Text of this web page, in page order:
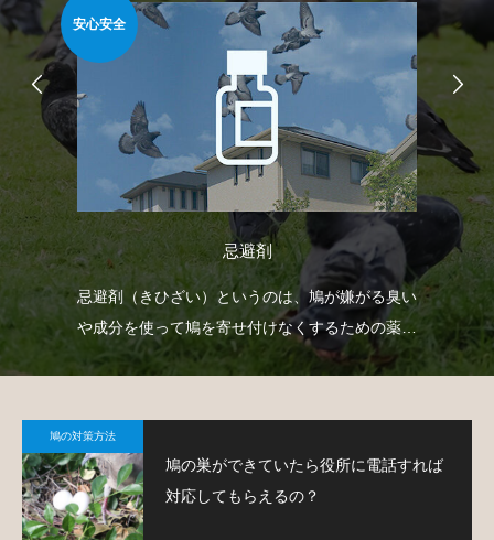
安心安全
忌避剤
忌避剤（きひざい）というのは、鳩が嫌がる臭い
や成分を使って鳩を寄せ付けなくするための薬剤
で、様々なタイプのものがあります。
鳩の対策方法
鳩の巣ができていたら役所に電話すれば
対応してもらえるの？